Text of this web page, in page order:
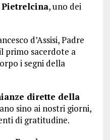
Pietrelcina, uno dei
d’Assisi, Padre
primo sacerdote a
i segni della
dirette della
sino ai nostri giorni,
di gratitudine.